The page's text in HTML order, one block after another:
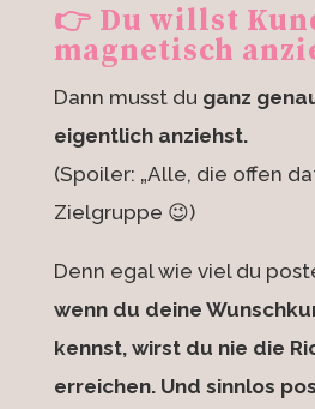
👉 Du willst
magnetisch
Dann musst du ganz
eigentlich anziehst.
(Spoiler: „Alle, die offen
Zielgruppe 😉)
Denn egal wie viel du
wenn du deine
kennst, wirst du nie die
erreichen. Und sinnlos